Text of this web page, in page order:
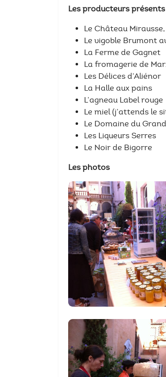
Les producteurs présents
Le Château
Le vigoble Brumont
La Ferme de Gagnet
La fromagerie de
Les Délices d’Aliénor
La Halle aux pains
L’agneau Label rouge
Le miel (j’attends le
Le Domaine du
Les Liqueurs Serres
Le Noir de Bigorre
Les photos